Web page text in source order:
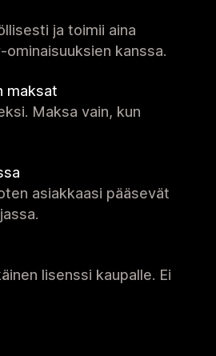
ja toimii aina
kanssa.
maksat
Maksa vain, kun
asiakkaasi pääsevät
lisenssi kaupalle. Ei